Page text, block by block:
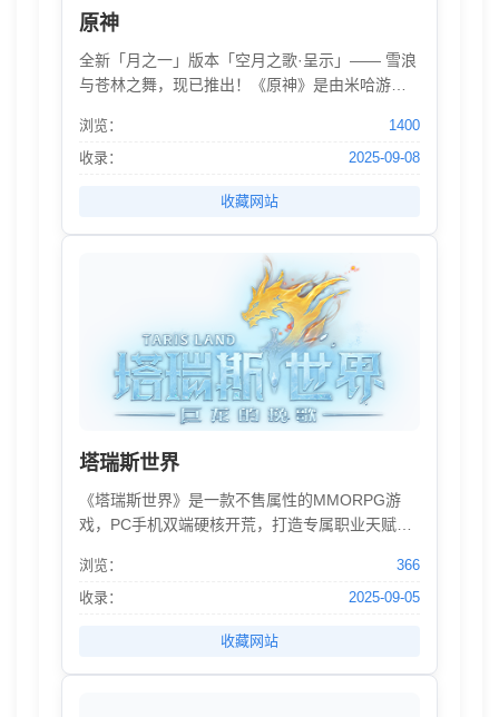
原神
全新「月之一」版本「空月之歌·呈示」—— 雪浪
与苍林之舞，现已推出！《原神》是由米哈游自
一个被称作「提瓦特」的幻想世界。在这广阔的
世界中，你可以踏遍七国，邂逅性格各异、能力
亲之路；也可以不带目的地漫游，沉浸在充满生
机的世界里，让好奇心驱使自己发掘各个角落的
奥秘……直到你与分离的血亲重聚，在终点见证
浏览：
1400
收录：
2025-09-08
收藏网站
塔瑞斯世界
《塔瑞斯世界》是一款不售属性的MMORPG游
戏，PC手机双端硬核开荒，打造专属职业天赋，
浏览：
366
收录：
2025-09-05
收藏网站